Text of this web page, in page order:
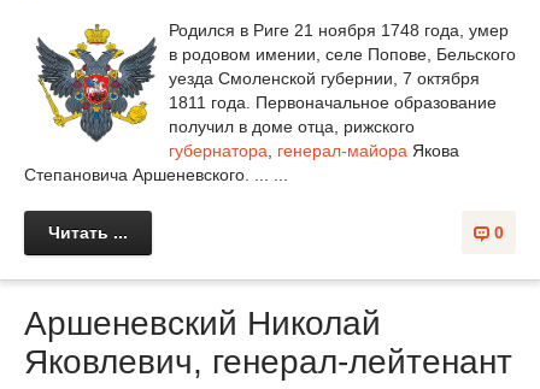
Родился в Риге 21 ноября 1748 года, умер
в родовом имении, селе Попове, Бельского
уезда Смоленской губернии, 7 октября
1811 года. Первоначальное образование
получил в доме отца, рижского
губернатора
генерал-майора Якова
Степановича Аршеневского. ... ...
0
Читать ...
Аршеневский Николай
Яковлевич, генерал-лейтенант